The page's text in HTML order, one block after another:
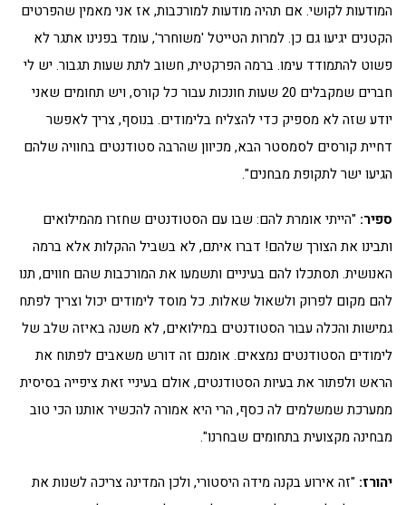
המודעות לקושי. אם תהיה מודעות למורכבות, אז אני מאמין שהפרטים
הקטנים יגיעו גם כן. למרות הטייטל 'משוחרר', עומד בפנינו אתגר לא
פשוט להתמודד עימו. ברמה הפרקטית, חשוב לתת שעות תגבור. יש לי
חברים שמקבלים 20 שעות חונכות עבור כל קורס, ויש תחומים שאני
יודע שזה לא מספיק כדי להצליח בלימודים. בנוסף, צריך לאפשר
דחיית קורסים לסמסטר הבא, מכיוון שהרבה סטודנטים בחוויה שלהם
הגיעו ישר לתקופת מבחנים".
ספיר: "הייתי אומרת להם: שבו עם הסטודנטים שחזרו מהמילואים
ותבינו את הצורך שלהם! דברו איתם, לא בשביל ההקלות אלא ברמה
האנושית. תסתכלו להם בעיניים ותשמעו את המורכבות שהם חווים, תנו
להם מקום לפרוק ולשאול שאלות. כל מוסד לימודים יכול וצריך לפתח
גמישות והכלה עבור הסטודנטים במילואים, לא משנה באיזה שלב של
לימודים הסטודנטים נמצאים. אומנם זה דורש משאבים לפתוח את
הראש ולפתור את בעיות הסטודנטים, אולם בעיניי זאת ציפייה בסיסית
ממערכת שמשלמים לה כסף, הרי היא אמורה להכשיר אותנו הכי טוב
מבחינה מקצועית בתחומים שבחרנו".
יהורז: "זה אירוע בקנה מידה היסטורי, ולכן המדינה צריכה לשנות את